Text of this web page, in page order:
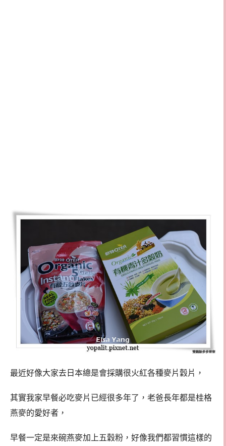
最近好像大家去日本總是會採購很火紅各種麥片穀片，
其實我家早餐必吃麥片已經很多年了，老爸長年都是桂格
燕麥的愛好者，
早餐一定是來碗燕麥加上五穀粉，好像我們都習慣這樣的